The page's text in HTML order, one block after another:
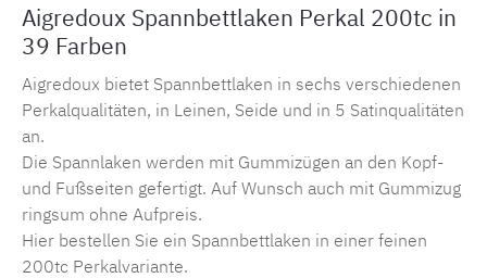
Aigredoux Spannbettlaken Perkal 200tc in
39 Farben
Aigredoux bietet Spannbettlaken in sechs verschiedenen
Perkalqualitäten, in Leinen, Seide und in 5 Satinqualitäten
an.
Die Spannlaken werden mit Gummizügen an den Kopf-
und Fußseiten gefertigt. Auf Wunsch auch mit Gummizug
ringsum ohne Aufpreis.
Hier bestellen Sie ein Spannbettlaken in einer feinen
200tc Perkalvariante.